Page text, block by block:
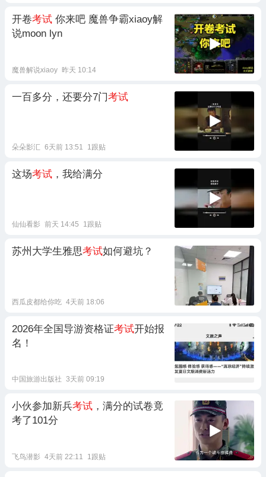
开卷考试 你来吧 魔兽争霸xiaoy解
说moon lyn
魔兽解说xiaoy 昨天 10:14
一百多分，还要分7门考试
朵朵影汇 6天前 13:51 1跟贴
这场考试 ，我给满分
仙仙看影 前天 14:45 1跟贴
苏州大学生雅思考试如何避坑？
西瓜皮都给你吃 4天前 18:06
2026年全国导游资格证考试开始报
名！
中国旅游出版社 3天前 09:19
小伙参加新兵考试 ，满分的试卷竟
考了101分
飞鸟潜影 4天前 22:11 1跟贴